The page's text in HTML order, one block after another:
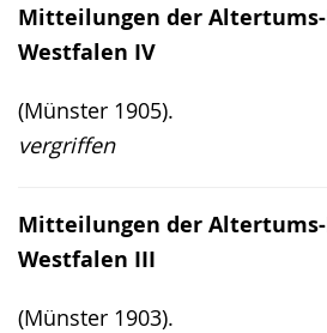
Mitteilungen der
Westfalen IV
(Münster 1905).
vergriffen
Mitteilungen der
Westfalen III
(Münster 1903).